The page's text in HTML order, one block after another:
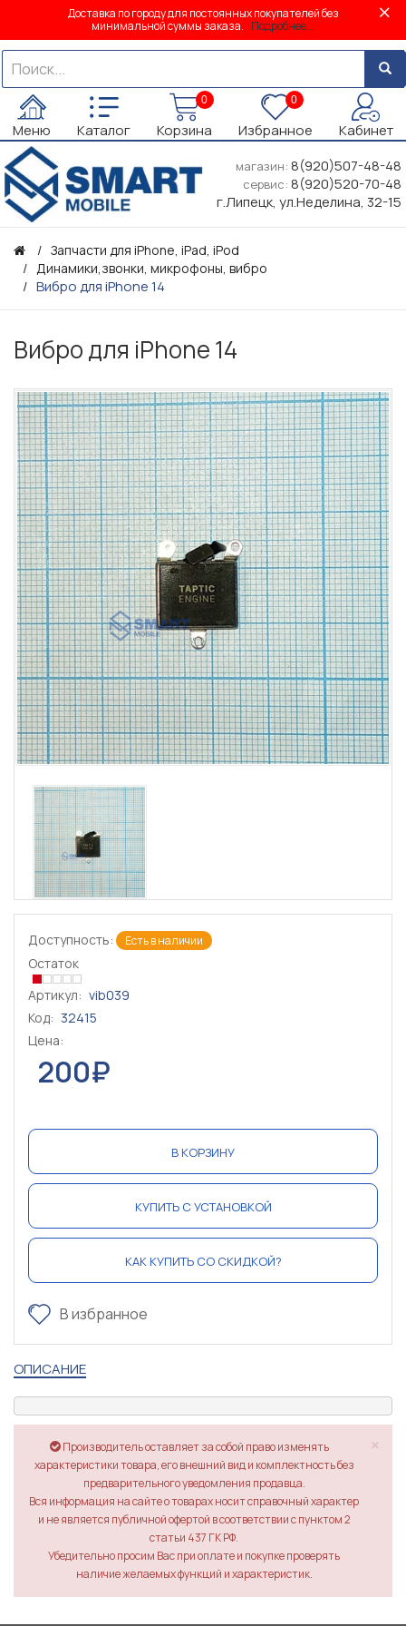
Доставка по городу для постоянных покупателей без
минимальной суммы заказа. Подробнее...
Меню Каталог
0
Корзина
0
Избранное Кабинет
магазин: 8(920)507-48-48
сервис: 8(920)520-70-48
г.Липецк, ул.Неделина, 32-15
Запчасти для iPhone, iPad, iPod
Динамики,звонки, микрофоны, вибро
Вибро для iPhone 14
Вибро для iPhone 14
Доступность: Есть в наличии
Остаток
Артикул: vib039
Код: 32415
Цена:
200₽
В КОРЗИНУ
КУПИТЬ С УСТАНОВКОЙ
КАК КУПИТЬ СО СКИДКОЙ?
В избранное
ОПИСАНИЕ
×
Производитель оставляет за собой право изменять
характеристики товара, его внешний вид и комплектность без
предварительного уведомления продавца.
Вся информация на сайте о товарах носит справочный характер
и не является публичной офертой в соответствии с пунктом 2
статьи 437 ГК РФ.
Убедительно просим Вас при оплате и покупке проверять
наличие желаемых функций и характеристик.